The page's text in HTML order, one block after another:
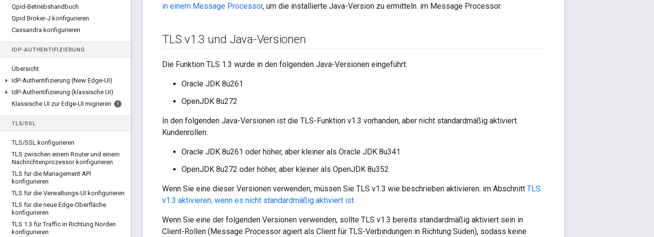
Qpid-Betriebshandbuch
Qpid Broker-J konfigurieren
Cassandra konfigurieren
IDP-AUTHENTIFIZIERUNG
Übersicht
IdP-Authentifizierung (New Edge-UI)
IdP-Authentifizierung (klassische UI)
Klassische UI zur Edge-UI migrieren
TLS/SSL
TLS/SSL konfigurieren
TLS zwischen einem Router und einem
Nachrichtenprozessor konfigurieren
TLS für die Management API
konfigurieren
TLS für die Verwaltungs-UI konfigurieren
TLS für die neue Edge-Oberfläche
konfigurieren
TLS 1 .3 für Traffic in Richtung Norden
konfigurieren
in einem Message Processor, um die installierte Java-Version zu ermitteln. im Message Processor.
TLS v1.3 und Java-Versionen
Die Funktion TLS 1.3 wurde in den folgenden Java-Versionen eingeführt:
Oracle JDK 8u261
OpenJDK 8u272
In den folgenden Java-Versionen ist die TLS-Funktion v1.3 vorhanden, aber nicht standardmäßig aktiviert.
Kundenrollen:
Oracle JDK 8u261 oder höher, aber kleiner als Oracle JDK 8u341
OpenJDK 8u272 oder höher, aber kleiner als OpenJDK 8u352
Wenn Sie eine dieser Versionen verwenden, müssen Sie TLS v1.3 wie beschrieben aktivieren. im Abschnitt TLS
v1.3 aktivieren, wenn es nicht standardmäßig aktiviert ist
Wenn Sie eine der folgenden Versionen verwenden, sollte TLS v1.3 bereits standardmäßig aktiviert sein in
Client-Rollen (Message Processor agiert als Client für TLS-Verbindungen in Richtung Süden), sodass keine